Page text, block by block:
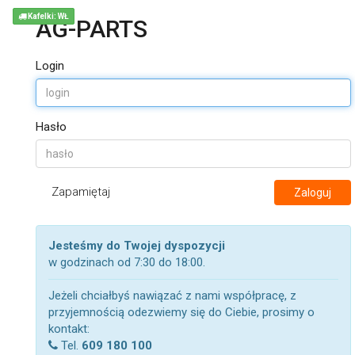
AG-PARTS
Login
Hasło
Zapamiętaj Zaloguj
Jesteśmy do Twojej dyspozycji
w godzinach od 7:30 do 18:00.
Jeżeli chciałbyś nawiązać z nami współpracę, z
przyjemnością odezwiemy się do Ciebie, prosimy o
kontakt:
Tel. 609 180 100
Kafelki: WŁ